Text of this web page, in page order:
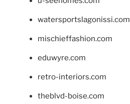
watersportslagonissi.com
mischieffashion.com
eduwyre.com
retro-interiors.com
theblvd-boise.com